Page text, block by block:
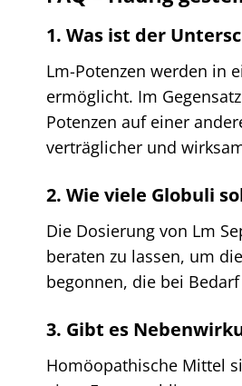
1. Was ist der
Lm-Potenzen werden in
ermöglicht. Im
Potenzen auf einer
verträglicher und
2. Wie viele Globuli
Die Dosierung von Lm
beraten zu lassen, um
begonnen, die bei
3. Gibt es
Homöopathische Mittel